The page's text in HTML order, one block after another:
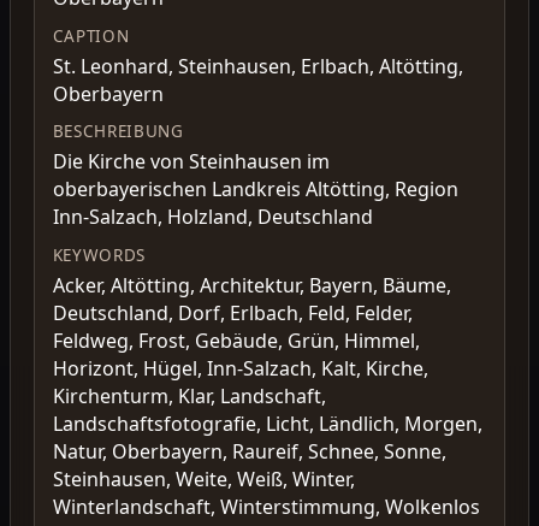
CAPTION
St. Leonhard, Steinhausen, Erlbach, Altötting,
Oberbayern
BESCHREIBUNG
Die Kirche von Steinhausen im
oberbayerischen Landkreis Altötting, Region
Inn-Salzach, Holzland, Deutschland
KEYWORDS
Acker, Altötting, Architektur, Bayern, Bäume,
Deutschland, Dorf, Erlbach, Feld, Felder,
Feldweg, Frost, Gebäude, Grün, Himmel,
Horizont, Hügel, Inn-Salzach, Kalt, Kirche,
Kirchenturm, Klar, Landschaft,
Landschaftsfotografie, Licht, Ländlich, Morgen,
Natur, Oberbayern, Raureif, Schnee, Sonne,
Steinhausen, Weite, Weiß, Winter,
Winterlandschaft, Winterstimmung, Wolkenlos